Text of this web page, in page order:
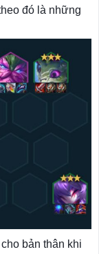
đó là những
bản thân khi